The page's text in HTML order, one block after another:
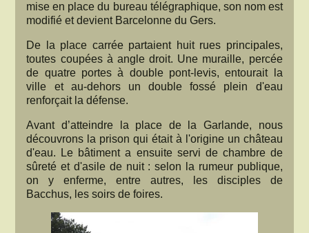
mise en place du bureau télégraphique, son nom est
modifié et devient Barcelonne du Gers.
De la place carrée partaient huit rues principales,
toutes coupées à angle droit. Une muraille, percée
de quatre portes à double pont-levis, entourait la
ville et au-dehors un double fossé plein d'eau
renforçait la défense.
Avant d’atteindre la place de la Garlande, nous
découvrons la prison qui était à l'origine un château
d'eau. Le bâtiment a ensuite servi de chambre de
sûreté et d'asile de nuit : selon la rumeur publique,
on y enferme, entre autres, les disciples de
Bacchus, les soirs de foires.